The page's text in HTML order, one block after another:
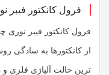
فرول کانکتور
فرول کانکتور فیبر نوری
از کانکتورها به سادگی
ترین حالت آلیاژی فلزی